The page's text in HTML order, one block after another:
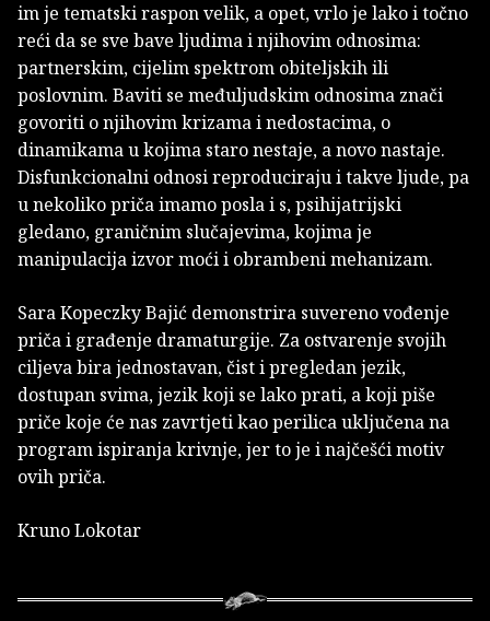
im je tematski raspon velik, a opet, vrlo je lako i točno
reći da se sve bave ljudima i njihovim odnosima:
partnerskim, cijelim spektrom obiteljskih ili
poslovnim. Baviti se međuljudskim odnosima znači
govoriti o njihovim krizama i nedostacima, o
dinamikama u kojima staro nestaje, a novo nastaje.
Disfunkcionalni odnosi reproduciraju i takve ljude, pa
u nekoliko priča imamo posla i s, psihijatrijski
gledano, graničnim slučajevima, kojima je
manipulacija izvor moći i obrambeni mehanizam.
Sara Kopeczky Bajić demonstrira suvereno vođenje
priča i građenje dramaturgije. Za ostvarenje svojih
ciljeva bira jednostavan, čist i pregledan jezik,
dostupan svima, jezik koji se lako prati, a koji piše
priče koje će nas zavrtjeti kao perilica uključena na
program ispiranja krivnje, jer to je i najčešći motiv
ovih priča.
Kruno Lokotar